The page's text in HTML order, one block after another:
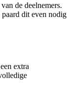
de deelnemers.
dit even nodig
extra